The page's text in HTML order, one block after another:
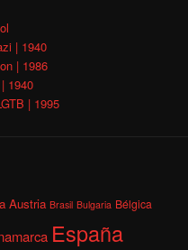
| 1940
| 1986
1940
| 1995
Austria Brasil Bulgaria Bélgica
España